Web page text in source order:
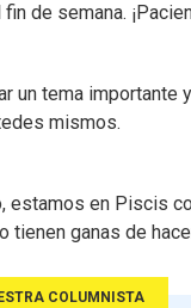
de semana.
un tema
mismos.
estamos en Piscis
tienen ganas de
COLUMNISTA